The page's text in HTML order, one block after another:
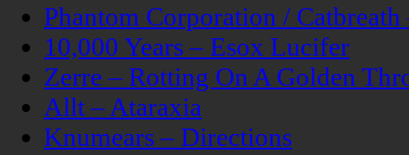
Phantom Corporation /
10,000 Years – Esox Lucifer
Zerre – Rotting On A Golden
Allt – Ataraxia
Knumears – Directions